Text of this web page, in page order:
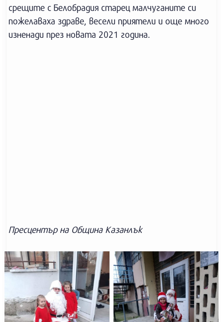
срещите с Белобрадия старец малчуганите си
пожелаваха здраве, весели приятели и още много
изненади през новата 2021 година.
Пресцентър на Община Казанлък